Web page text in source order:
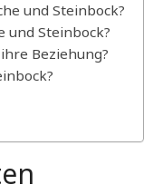
und Steinbock?
und Steinbock?
Beziehung?